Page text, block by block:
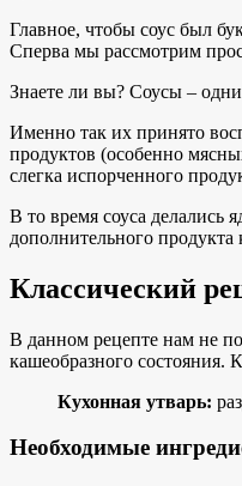
Главное, чтобы соус был
Сперва мы рассмотрим
Знаете ли вы? Соусы –
Именно так их принято
продуктов (особенно
слегка испорченного
В то время соуса делались
дополнительного
Классический
В данном рецепте нам не
кашеобразного состояния.
Кухонная утварь:
Необходимые